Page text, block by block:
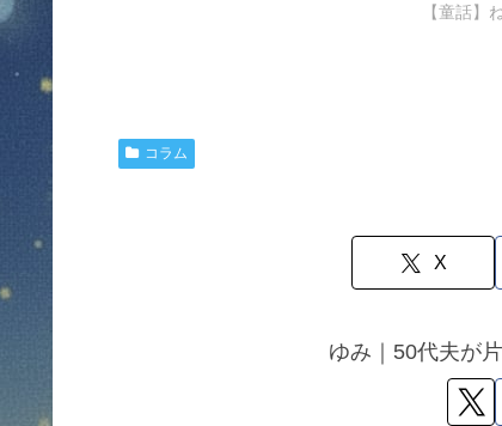
【童話】
コラム
X
ゆみ｜50代夫が